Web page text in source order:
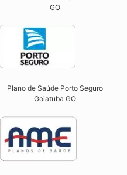
GO​
Plano de Saúde Porto Seguro
Goiatuba GO​